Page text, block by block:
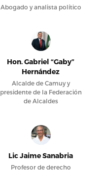
Abogado y analista político
Hon. Gabriel “Gaby”
Hernández
Alcalde de Camuy y
presidente de la Federación
de Alcaldes
Lic Jaime Sanabria
Profesor de derecho